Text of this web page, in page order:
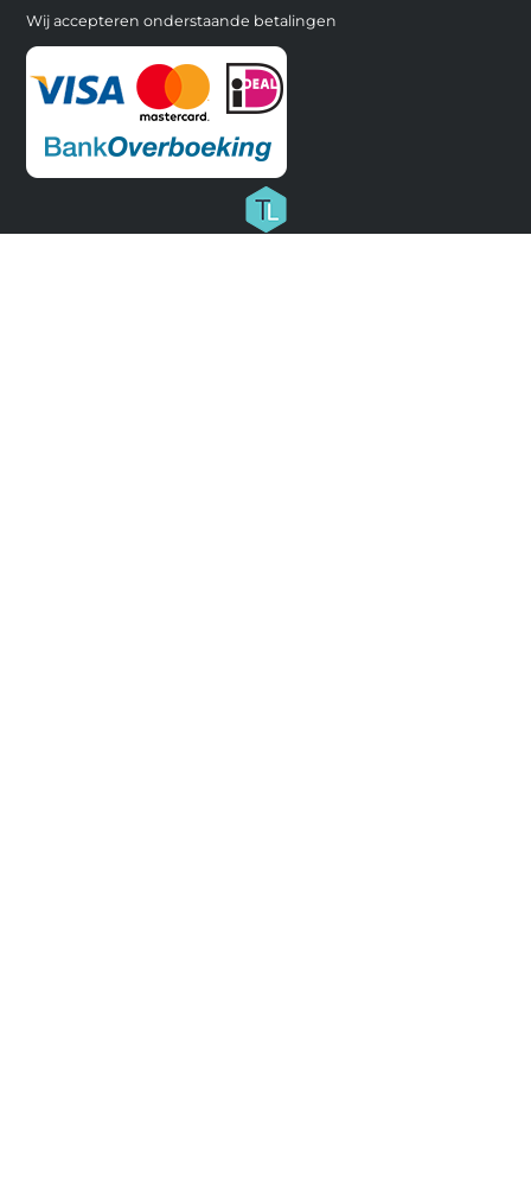
Wij accepteren onderstaande betalingen